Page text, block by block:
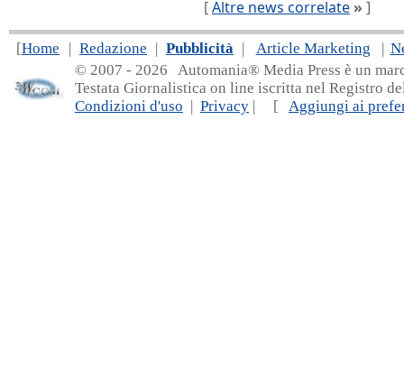
[Altre news correlate » ]
[Home | Redazione | Pubblicità | Article Marketing |
© 2007 - 2026 Automania® Media Press è un
Testata Giornalistica on line iscritta nel Registro
Condizioni d'uso | Privacy | [ Aggiungi ai